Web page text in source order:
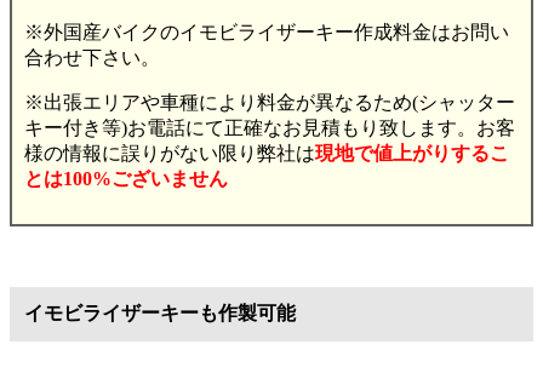
※外国産バイクのイモビライザーキー作成料金はお問い
合わせ下さい。
※出張エリアや車種により料金が異なるため(シャッター
キー付き等)お電話にて正確なお見積もり致します。お客
様の情報に誤りがない限り弊社は現地で値上がりするこ
とは100%ございません
イモビライザーキーも作製可能